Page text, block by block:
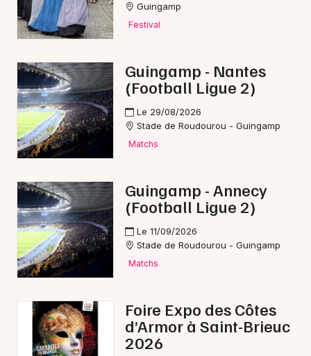
Artistes en tournée
Actus à Guingamp
Magazine à Guingamp
22 - Côtes d'Armor
Choisir mes départements
Mon email
Je m'abonne
Guingamp
Festival
Guingamp - Nantes
(Football Ligue 2)
Le 29/08/2026
Stade de Roudourou - Guingamp
Matchs
Guingamp - Annecy
(Football Ligue 2)
Le 11/09/2026
Stade de Roudourou - Guingamp
Matchs
Foire Expo des Côtes
d’Armor à Saint-Brieuc
2026